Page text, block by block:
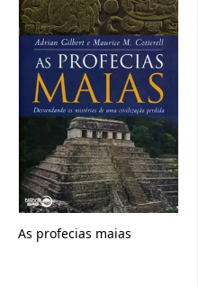
As profecias maias